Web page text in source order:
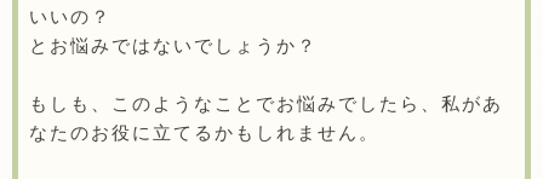
いいの？
とお悩みではないでしょうか？
もしも、このようなことでお悩みでしたら、私があ
なたのお役に立てるかもしれません。